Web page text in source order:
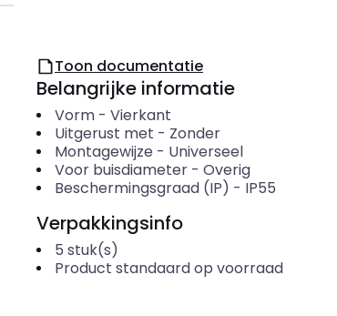
Toon documentatie
Belangrijke informatie
Vorm- Vierkant
Uitgerust met - Zonder
Montagewijze - Universeel
Voor buisdiameter- Overig
Beschermingsgraad (IP) - IP55
Verpakkingsinfo
5 stuk(s)
Product standaard op voorraad